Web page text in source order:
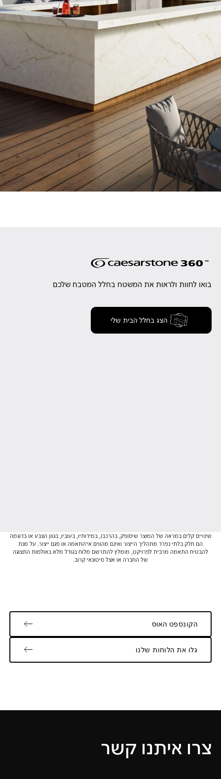
בואו לחוות ולראות את המשטח בחלל המטבח שלכם
הצג בחלל הבית שלי
שינויים קלים במראה של המוצר שיסופק, בהרכבו, במידותיו, בעוביו, בגוון הצבע או בדוגמה
הם חלק בלתי נפרד מתהליך הייצור ואינם מהווים אי־התאמה או פגם ייצור. על מנת
להבטיח התאמה מרבית לפרויקט, מומלץ להתרשם מלוח בגודל מלא באולמות התצוגה
של החברה או אצל סיטונאי קרוב.
הקונספט האוס
גלו את הלוחות שלנו
צרו איתנו קשר